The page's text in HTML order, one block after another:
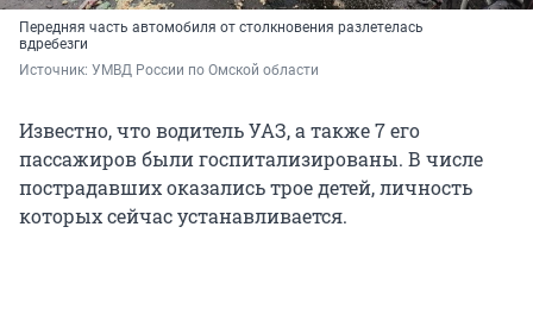
Передняя часть автомобиля от столкновения разлетелась
вдребезги
Источник: УМВД России по Омской области
Известно, что водитель УАЗ, а также 7 его
пассажиров были госпитализированы. В числе
пострадавших оказались трое детей, личность
которых сейчас устанавливается.